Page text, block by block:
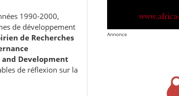
1990-2000,
de développement
de Recherches
Development
de réflexion sur la
Annonce